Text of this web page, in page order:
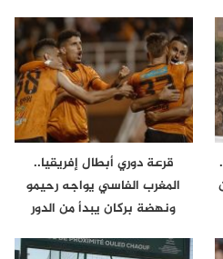
قرعة دوري أبطال إفريقيا..
المغرب الفاسي يواجه رحيمو
ونهضة بركان يبدأ من الدور